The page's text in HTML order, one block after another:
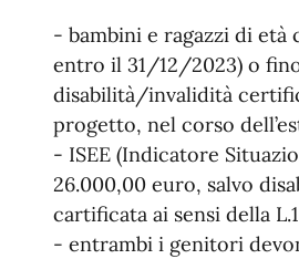
- bambini e ragazzi di età
entro il 31/12/2023) o
disabilità/invalidità
progetto, nel corso
- ISEE (Indicatore
26.000,00 euro, salvo
cartificata ai sensi della
- entrambi i genitori